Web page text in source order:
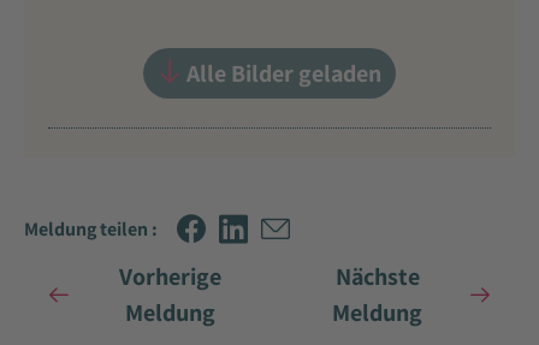
Alle Bilder geladen
Meldung teilen :
Vorherige
Meldung
Nächste
Meldung